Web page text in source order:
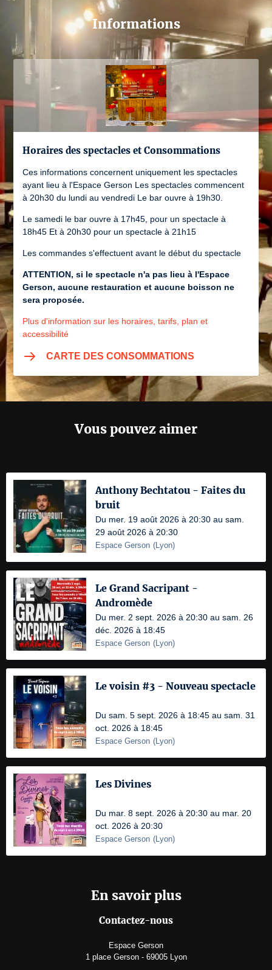
Vous pouvez aimer
Anthony Bechtatou - Faites du
bruit
Du mer. 19 août 2026 à 20:30 au sam.
29 août 2026 à 20:30
Espace Gerson (Lyon)
Le Grand Sacripant -
Andromède
Du mer. 2 sept. 2026 à 20:30 au sam. 26
déc. 2026 à 18:45
Espace Gerson (Lyon)
Le voisin #3 - Nouveau spectacle
Du sam. 5 sept. 2026 à 18:45 au sam. 31
oct. 2026 à 18:45
Espace Gerson (Lyon)
Les Divines
Du mar. 8 sept. 2026 à 20:30 au mar. 20
oct. 2026 à 20:30
Espace Gerson (Lyon)
Informations
Horaires des spectacles et Consommations
Ces informations concernent uniquement les spectacles
ayant lieu à l'Espace Gerson Les spectacles commencent
à 20h30 du lundi au vendredi Le bar ouvre à 19h30.
Le samedi le bar ouvre à 17h45, pour un spectacle à
18h45 Et à 20h30 pour un spectacle à 21h15
Les commandes s'effectuent avant le début du spectacle
ATTENTION, si le spectacle n'a pas lieu à l'Espace
Gerson, aucune restauration et aucune boisson ne
sera proposée.
Plus d'information sur les horaires, tarifs, plan et
accessibilité
CARTE DES CONSOMMATIONS
En savoir plus
Contactez-nous
Espace Gerson
1 place Gerson - 69005 Lyon